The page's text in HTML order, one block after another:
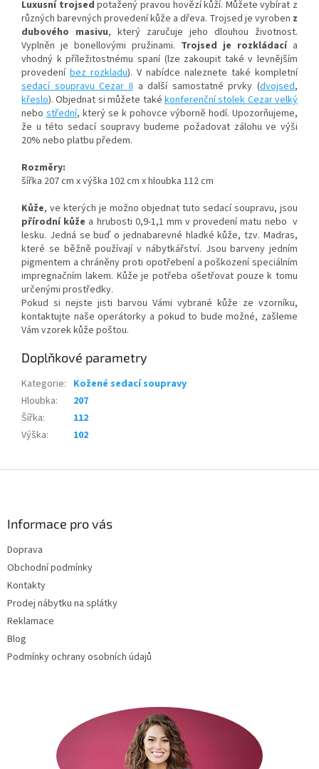
Luxusní trojsed potažený pravou hovězí kůží. Můžete vybírat z
různých barevných provedení kůže a dřeva. Trojsed je vyroben z
dubového masivu, který zaručuje jeho dlouhou životnost.
Vyplněn je bonellovými pružinami. Trojsed je rozkládacía
vhodný k příležitostnému spaní (lze zakoupit také v levnějším
provedení bez rozkladu). V nabídce naleznete také kompletní
sedací soupravu Cezar II a další samostatné prvky (dvojsed,
křeslo). Objednat si můžete také konferenční stolek Cezar velký
nebo střední, který se k pohovce výborně hodí. Upozorňujeme,
že u této sedací soupravy budeme požadovat zálohu ve výši
20% nebo platbu předem.
Rozměry:
šířka 207 cm x výška 102 cm x hloubka 112 cm
Kůže, ve kterých je možno objednat tuto sedací soupravu, jsou
přírodní kůže a hrubosti 0,9-1,1 mm v provedení matu nebo v
lesku. Jedná se buď o jednabarevné hladké kůže, tzv. Madras,
které se běžně používají v nábytkářství. Jsou barveny jedním
pigmentem a chráněny proti opotřebení a poškození speciálním
impregnačním lakem. Kůže je potřeba ošetřovat pouze k tomu
určenými prostředky.
Pokud si nejste jisti barvou Vámi vybrané kůže ze vzorníku,
kontaktujte naše operátorky a pokud to bude možné, zašleme
Vám vzorek kůže poštou.
Doplňkové parametry
Kategorie: Kožené sedací soupravy
Hloubka:
207
Šířka:
112
Výška: 102
Informace pro vás
Doprava
Obchodní podmínky
Kontakty
Prodej nábytku na splátky
Reklamace
Blog
Podmínky ochrany osobních údajů